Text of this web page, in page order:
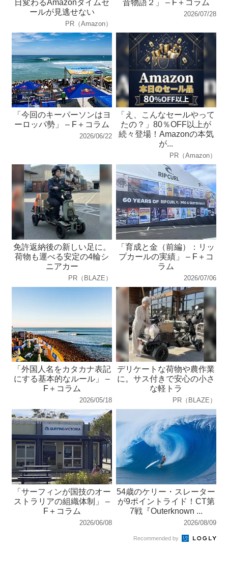
日変わるAmazonタイムセ
ールが見逃せない
PR（Amazon）
昔物語２」 – F＋コラム
2026/07/28
「今回のキーパーソンはヨ
ーロッパ勢」 – F＋コラム
2026/06/22
「え、こんなセールやって
たの？」80％OFF以上が
続々登場！Amazonの本気
が...
PR（Amazon）
免許返納後の新しい足に。
荷物も運べる安定の4輪シ
ニアカー
PR（BLAZE）
「育成と金（前編）：リッ
プカールの実績」 – F＋コ
ラム
2026/07/06
「外国人名をカタカナ表記
にする基本的なルール」 –
F＋コラム
2026/05/18
デリケートな荷物や農作業
に。サス付きで安心の小さ
な軽トラ
PR（BLAZE）
「サーフィンが国技のオー
ストラリアの組織体制」 –
F＋コラム
2026/06/08
54歳のケリー・スレーター
が9ポイントライド！CT第
7戦『Outerknown ...
2026/08/09
Recommended by